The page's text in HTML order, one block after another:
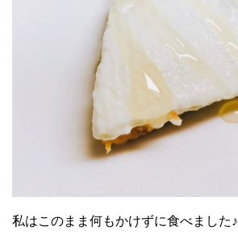
私はこのまま何もかけずに食べました♪